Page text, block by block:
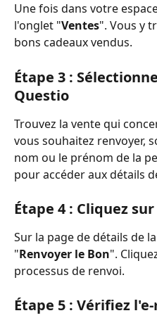
Une fois dans votre
l'onglet "Ventes". Vous y
bons cadeaux vendus.
Étape 3 :
Questio
Trouvez la vente qui
vous souhaitez renvoyer,
nom ou le prénom de la
pour accéder aux détails
Étape 4 : Cliquez
Sur la page de détails de
"Renvoyer le Bon".
processus de renvoi.
Étape 5 : Vérifiez